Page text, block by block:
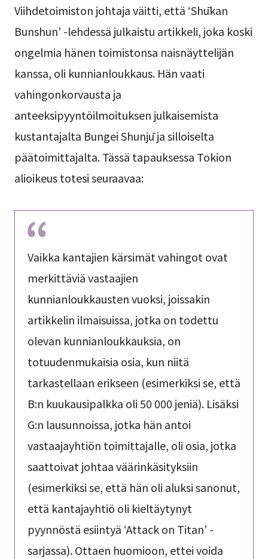
Viihdetoimiston johtaja väitti, että ‘Shūkan
Bunshun’ -lehdessä julkaistu artikkeli, joka koski
ongelmia hänen toimistonsa naisnäyttelijän
kanssa, oli kunnianloukkaus. Hän vaati
vahingonkorvausta ja
anteeksipyyntöilmoituksen julkaisemista
kustantajalta Bungei Shunjū ja silloiselta
päätoimittajalta. Tässä tapauksessa Tokion
alioikeus totesi seuraavaa:
Vaikka kantajien kärsimät vahingot ovat
merkittäviä vastaajien
kunnianloukkausten vuoksi, joissakin
artikkelin ilmaisuissa, jotka on todettu
olevan kunnianloukkauksia, on
totuudenmukaisia osia, kun niitä
tarkastellaan erikseen (esimerkiksi se, että
B:n kuukausipalkka oli 50 000 jeniä). Lisäksi
G:n lausunnoissa, jotka hän antoi
vastaajayhtiön toimittajalle, oli osia, jotka
saattoivat johtaa väärinkäsityksiin
(esimerkiksi se, että hän oli aluksi sanonut,
että kantajayhtiö oli kieltäytynyt
pyynnöstä esiintyä ‘Attack on Titan’ -
sarjassa). Ottaen huomioon, ettei voida